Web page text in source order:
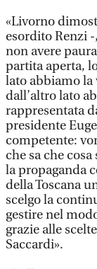
«Livorno
esordito Renzi
non avere
partita aperta,
lato abbiamo la
dall’altro lato
rappresentata
presidente
competente:
che sa che
la propaganda
della Toscana
scelgo la
gestire nel
grazie alle
Saccardi».